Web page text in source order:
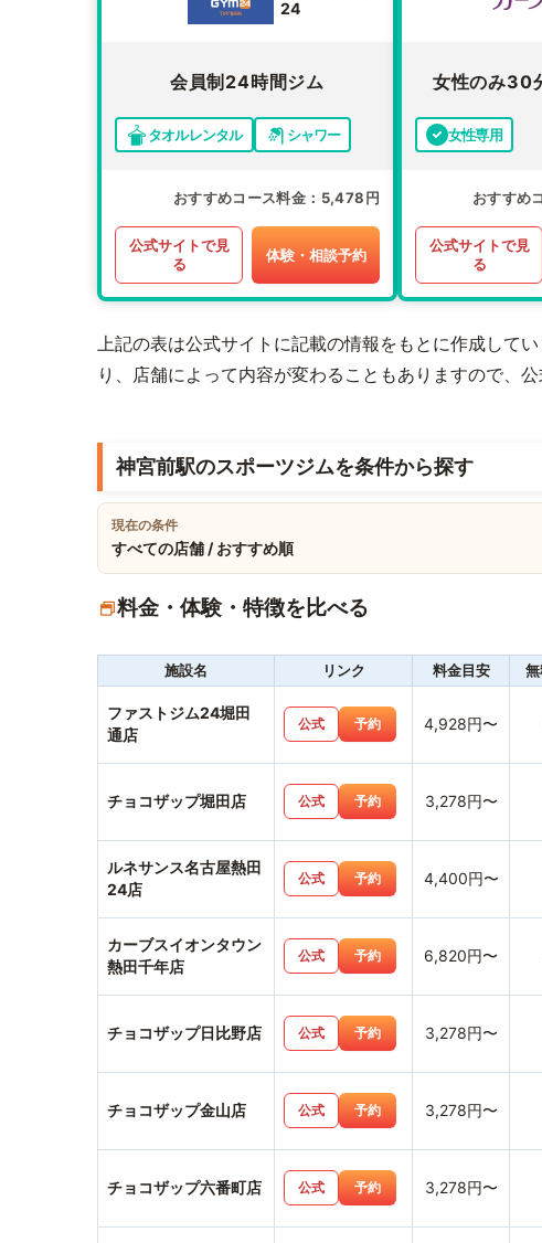
24
会員制24時間ジム
タオルレンタル シャワー
おすすめコース料金 5,478円
公式サイトで見
る
体験・相談予約
女性のみ30
女性専用
おすすめ
公式サイトで見
る
上記の表は公式サイトに記載の情報をもとに作成して
り、店舗によって内容が変わることもありますので、公
神宮前駅のスポーツジムを条件から探す
現在の条件
すべての店舗 / おすすめ順
料金・体験・特徴を比べる
施設名 リンク 料金目安
ファストジム24堀田
通店
公式 予約 4,928円〜
チョコザップ堀田店 公式 予約 3,278円〜
ルネサンス名古屋熱田
24店
公式 予約 4,400円〜
カーブスイオンタウン
熱田千年店
公式 予約 6,820円〜
チョコザップ日比野店 公式 予約 3,278円〜
チョコザップ金山店 公式 予約 3,278円〜
チョコザップ六番町店 公式 予約 3,278円〜